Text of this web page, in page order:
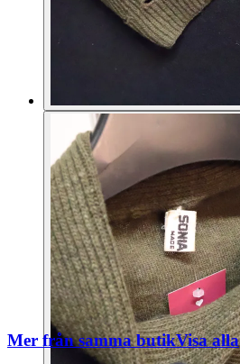
Mer från samma butikVisa alla